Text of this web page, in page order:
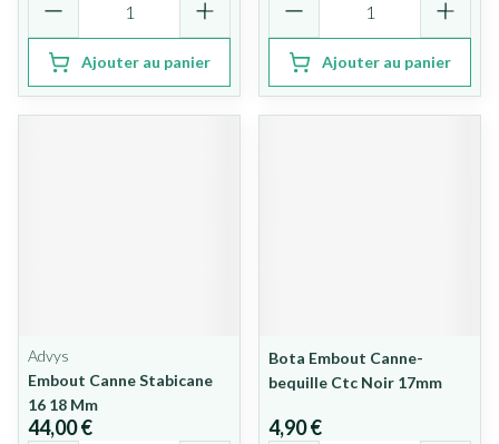
Ajouter au panier Ajouter au panier
Advys
Embout Canne Stabicane
16 18 Mm
44,00 €
Bota Embout Canne-
bequille Ctc Noir 17mm
4,90 €